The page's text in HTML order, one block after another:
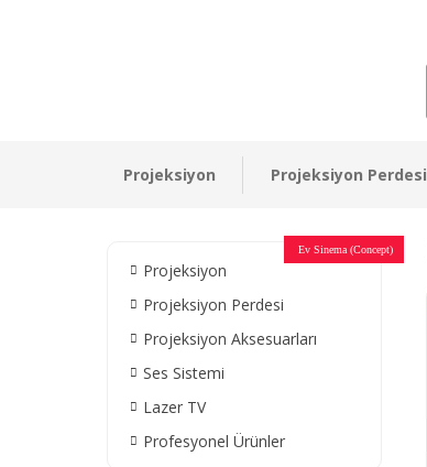
Projeksiyon Projeksiyon Perdesi
Projeksiyon
Projeksiyon Perdesi
Projeksiyon Aksesuarları
Ses Sistemi
Lazer TV
Profesyonel Ürünler
Ev Sinema
Ev Sinema
Ev Sinema
Müzeler
Ev Sinema
Restaurant - Cafe
Devlet Kurumları
Ev Sinema
Otel Sinema Salonları
Ev Sinema (Concept)